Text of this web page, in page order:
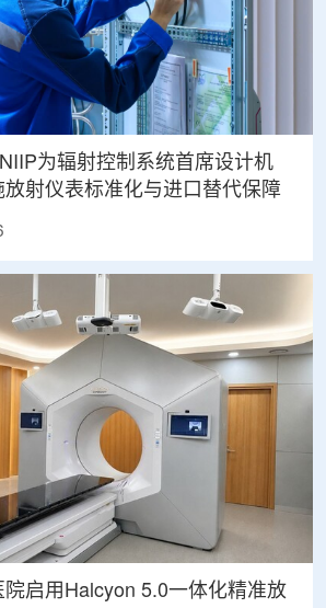
为辐射控制系统首席设计机
射仪表标准化与进口替代保障
启用Halcyon 5.0一体化精准放